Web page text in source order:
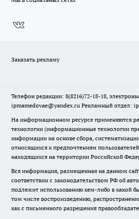
Заказать рекламу
Телефон редакции: 8(8216)72-18-18,
ipmamedovae@yandex.ru Рекламный отдел:
На информационном ресурсе применяются
технологии (информационные технологии
информации на основе сбора,
относящихся к предпочтениям
находящихся на территории Российской
Вся информация, размещенная на данном
соответствии с законодательством РФ об
подлежит использованию кем-либо в какой
том числе воспроизведению,
как с письменного разрешения